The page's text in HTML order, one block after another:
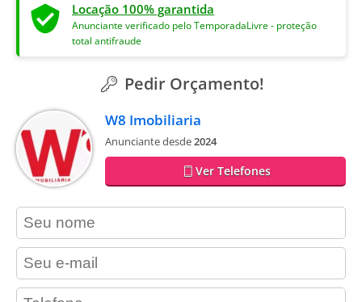
Locação 100% garantida
Anunciante verificado pelo TemporadaLivre - proteção
total antifraude
Pedir Orçamento!
W8 Imobiliaria
Anunciante desde2024
Ver Telefones
contact_name
contact_email
contact_phone